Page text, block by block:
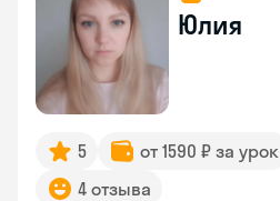
Юлия
5 от 1590 ₽ за урок
4 отзыва